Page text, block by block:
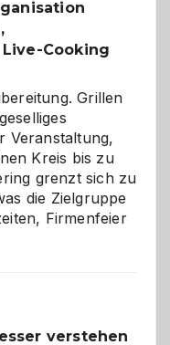
Cooking
Grillen
Veranstaltung,
Kreis bis zu
grenzt sich zu
die Zielgruppe
Firmenfeier
verstehen